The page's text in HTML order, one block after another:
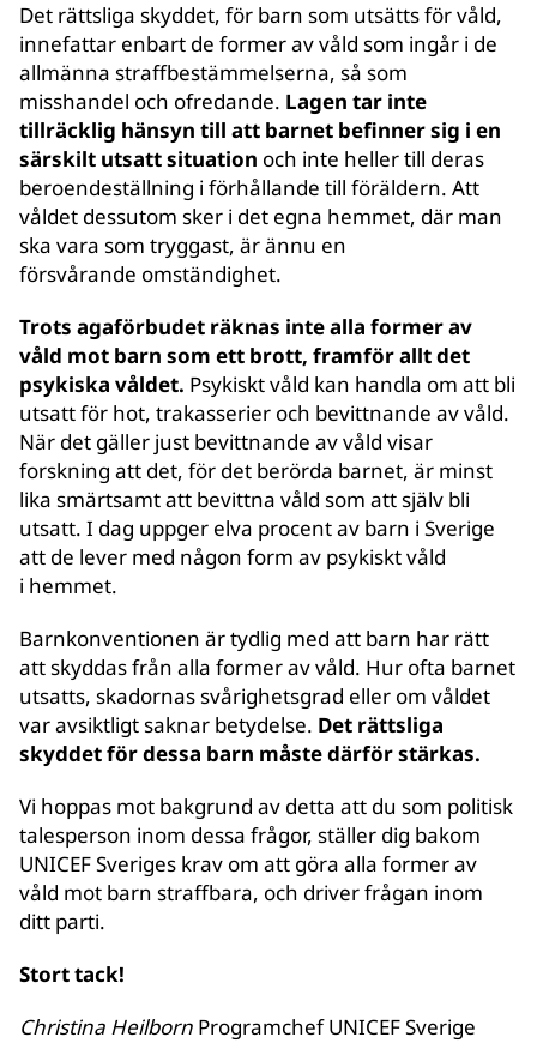
Det rättsliga skyddet, för barn som utsätts för våld,
innefattar enbart de former av våld som ingår i de
allmänna straffbestämmelserna, så som
misshandel och ofredande. Lagen tar inte
tillräcklig hänsyn till att barnet befinner sig i en
särskilt utsatt situation och inte heller till deras
beroendeställning i förhållande till föräldern. Att
våldet dessutom sker i det egna hemmet, där man
ska vara som tryggast, är ännu en
försvårande omständighet.
Trots agaförbudet räknas inte alla former av
våld mot barn som ett brott, framför allt det
psykiska våldet. Psykiskt våld kan handla om att bli
utsatt för hot, trakasserier och bevittnande av våld.
När det gäller just bevittnande av våld visar
forskning att det, för det berörda barnet, är minst
lika smärtsamt att bevittna våld som att själv bli
utsatt. I dag uppger elva procent av barn i Sverige
att de lever med någon form av psykiskt våld
i hemmet.
Barnkonventionen är tydlig med att barn har rätt
att skyddas från alla former av våld. Hur ofta barnet
utsatts, skadornas svårighetsgrad eller om våldet
var avsiktligt saknar betydelse. Det rättsliga
skyddet för dessa barn måste därför stärkas.
Vi hoppas mot bakgrund av detta att du som politisk
talesperson inom dessa frågor, ställer dig bakom
UNICEF Sveriges krav om att göra alla former av
våld mot barn straffbara, och driver frågan inom
ditt parti.
Stort tack!
Christina Heilborn Programchef UNICEF Sverige